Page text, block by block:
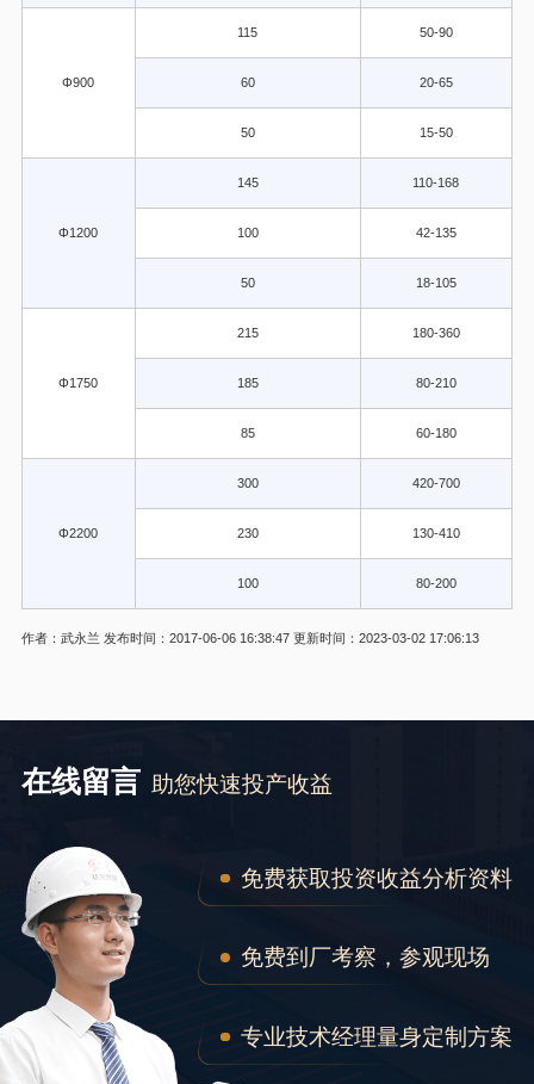
Φ900
115 50-90
60 20-65
50 15-50
Φ1200
145 110-168
100 42-135
50 18-105
Φ1750
215 180-360
185 80-210
85 60-180
Φ2200
300 420-700
230 130-410
100
80-200
注
作者：武永兰 发布时间：2017-06-06 16:38:47 更新时间：2023-03-02 17:06:13
在线留言 助您快速投产收益
免费获取投资收益分析资料
免费到厂考察，参观现场
专业技术经理量身定制方案